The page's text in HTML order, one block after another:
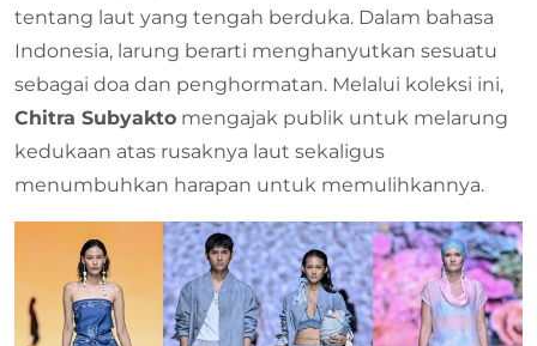
tentang laut yang tengah berduka. Dalam bahasa
Indonesia, larung berarti menghanyutkan sesuatu
sebagai doa dan penghormatan. Melalui koleksi ini,
Chitra Subyakto mengajak publik untuk melarung
kedukaan atas rusaknya laut sekaligus
menumbuhkan harapan untuk memulihkannya.